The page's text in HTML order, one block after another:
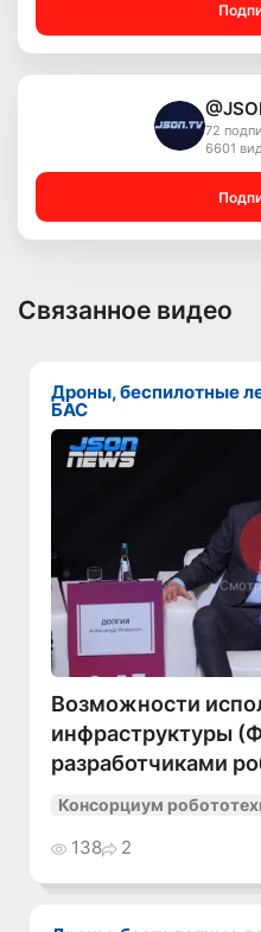
72
6601
Связанное видео
Дроны, беспилотные летательные аппараты,
БАС
Возможности
инфраструктуры
разработчиками
Консорциум
138 2